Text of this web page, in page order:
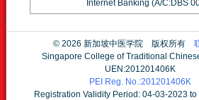
Internet Banking (A/C:DBS
© 2026 新加坡中医学院 版权所有
Singapore College of Traditional
UEN:201201406K
PEI Reg. No.:201201406K
Registration Validity Period: 04-03-2023